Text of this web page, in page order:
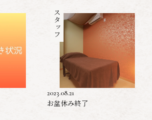
スタッフ
2023.08.21
お盆休み終了